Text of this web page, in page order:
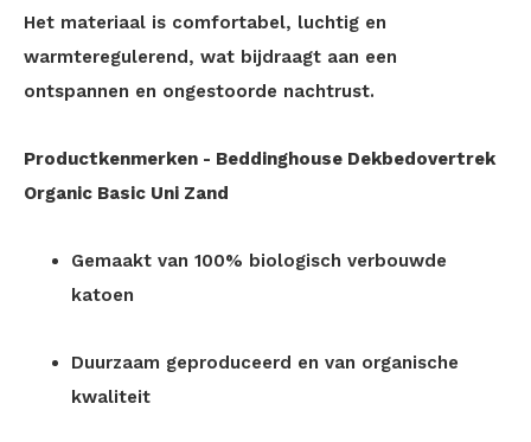
Het materiaal is comfortabel, luchtig en
warmteregulerend, wat bijdraagt aan een
ontspannen en ongestoorde nachtrust.
Productkenmerken - Beddinghouse Dekbedovertrek
Organic Basic Uni Zand
Gemaakt van 100% biologisch verbouwde
katoen
Duurzaam geproduceerd en van organische
kwaliteit